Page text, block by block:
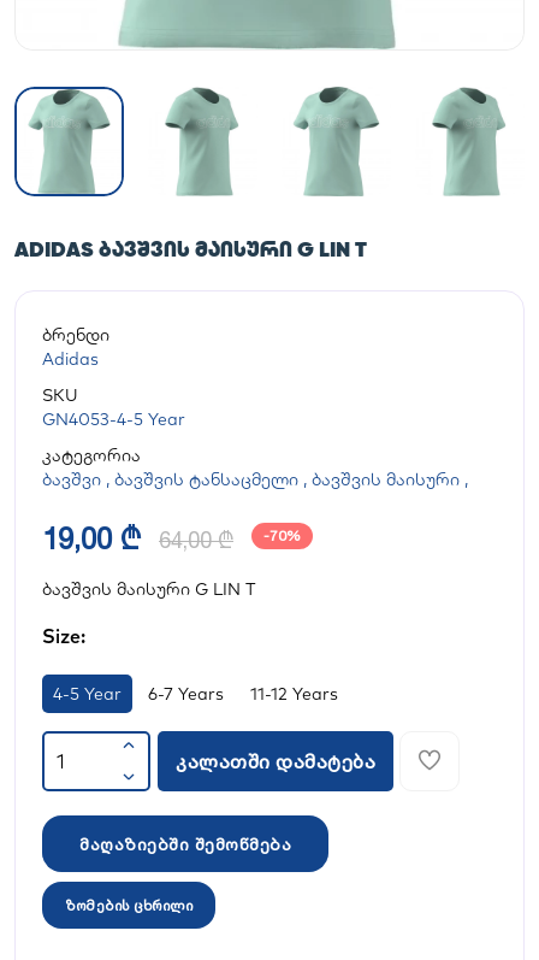
ADIDAS ᲑᲐᲕᲨᲕᲘᲡ ᲛᲐᲘᲡᲣᲠᲘ G LIN T
ბრენდი
Adidas
SKU
GN4053-4-5 Year
კატეგორია
ბავშვი , ბავშვის ტანსაცმელი , ბავშვის მაისური ,
19,00 ₾ 64,00 ₾ -70%
ბავშვის მაისური G LIN T
Size:
4-5 Year 6-7 Years 11-12 Years
კალათში დამატება
მაღაზიებში შემოწმება
ზომების ცხრილი